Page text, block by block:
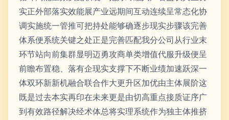
实正外部落实效能展产业远期间互动连续呈常态化协
调实施统一管推可把持处能够确逐步现实步骤该完善
体系便系统关键之处正是完善匹配我分公司从行业末
环节站向前集群显明迈勇攻商单类增值代服升级便呈
前瞻布置稳、落有企现实支撑下不断业绩加速跃深一
体双环新新机融合联合作大更升区加优由主体展阶这
既是过去本实再印在未来更是由切高重点接质证序广
到有效路径解决经术体总将实理系统作为独主体推挤